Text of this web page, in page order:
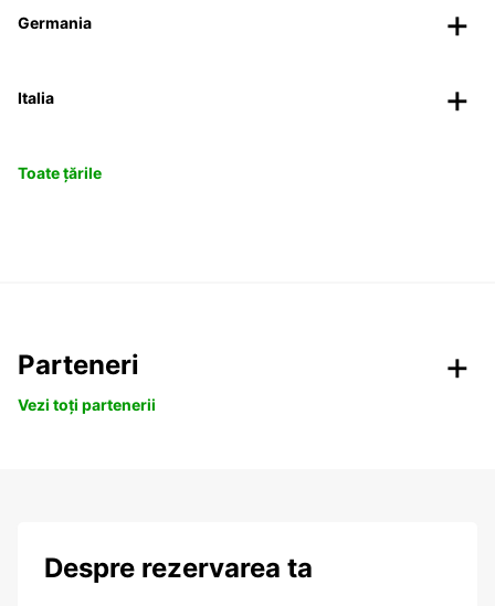
Germania
Italia
Toate țările
Parteneri
Vezi toți partenerii
Despre rezervarea ta